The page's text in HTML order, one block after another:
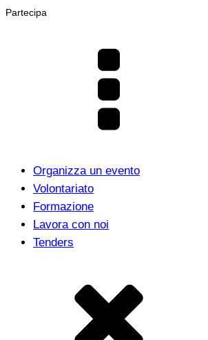
Partecipa
Organizza un evento
Volontariato
Formazione
Lavora con noi
Tenders